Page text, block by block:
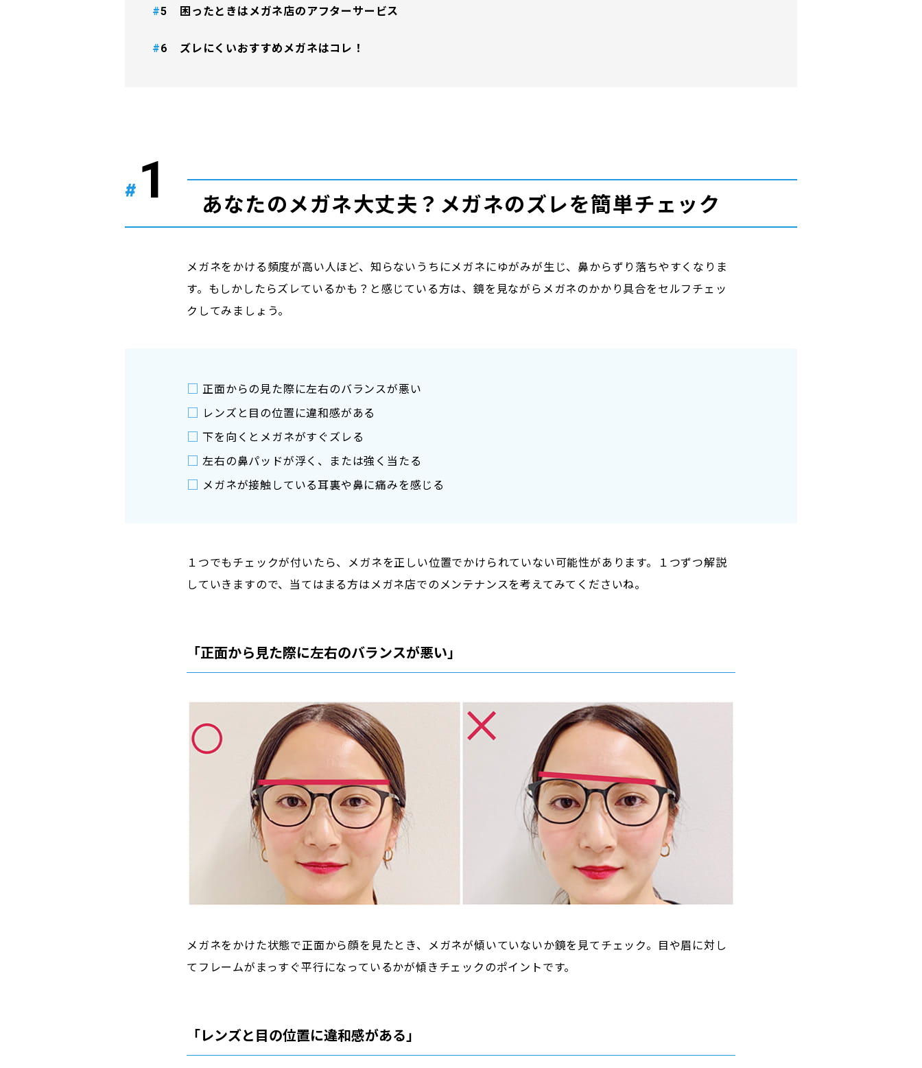
# 困ったときはメガネ店のアフターサービス
# ズレにくいおすすめメガネはコレ！
# あなたのメガネ大丈夫？メガネのズレを簡単チェック
メガネをかける頻度が高い人ほど、知らないうちにメガネにゆがみが生じ、鼻からずり落ちやすくなりま
す。もしかしたらズレているかも？と感じている方は、鏡を見ながらメガネのかかり具合をセルフチェッ
クしてみましょう。
□ 正面からの見た際に左右のバランスが悪い
□ レンズと目の位置に違和感がある
□ 下を向くとメガネがすぐズレる
□ 左右の鼻パッドが浮く、または強く当たる
□ メガネが接触している耳裏や鼻に痛みを感じる
１つでもチェックが付いたら、メガネを正しい位置でかけられていない可能性があります。１つずつ解説
していきますので、当てはまる方はメガネ店でのメンテナンスを考えてみてくださいね。
「正面から見た際に左右のバランスが悪い」
メガネをかけた状態で正面から顔を見たとき、メガネが傾いていないか鏡を見てチェック。目や眉に対し
てフレームがまっすぐ平行になっているかが傾きチェックのポイントです。
「レンズと目の位置に違和感がある」